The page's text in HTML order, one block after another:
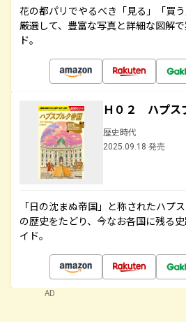
花の都パリでやるべき「見る」「買
厳選して、豊富な写真と詳細な図解
ド。
Ｈ０２ ハプス
歴史時代
2025.09.18 発売
「日の沈まぬ帝国」と称されたハプ
の歴史をたどり、今なお各国に残る
イド。
AD